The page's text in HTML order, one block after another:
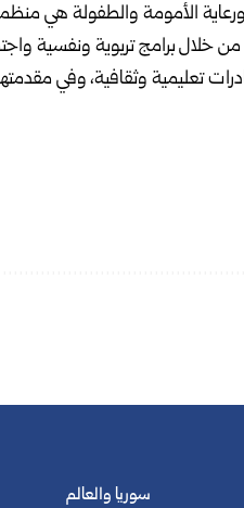
الأمومة والطفولة هي
خلال برامج تربوية ونفسية
سوريا والعالم